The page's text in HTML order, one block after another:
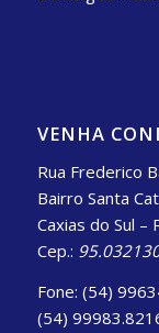
VENHA
Rua Frederico
Bairro Santa
Caxias do Sul –
Cep.:
Fone: (54)
(54)